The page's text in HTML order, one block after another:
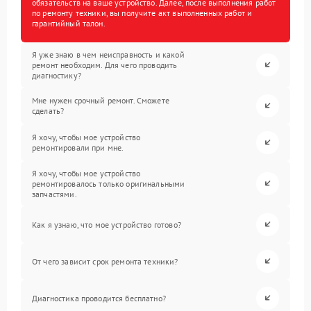
обязательств на ваше устройство. Далее, после выполнения работ
по ремонту техники, вы получите акт выполненных работ и
гарантийный талон.
Я уже знаю в чем неисправность и какой
ремонт необходим. Для чего проводить
диагностику?
Мне нужен срочный ремонт. Сможете
сделать?
Я хочу, чтобы мое устройство
ремонтировали при мне.
Я хочу, чтобы мое устройство
ремонтировалось только оригинальными
запчастями.
Как я узнаю, что мое устройство готово?
От чего зависит срок ремонта техники?
Диагностика проводится бесплатно?